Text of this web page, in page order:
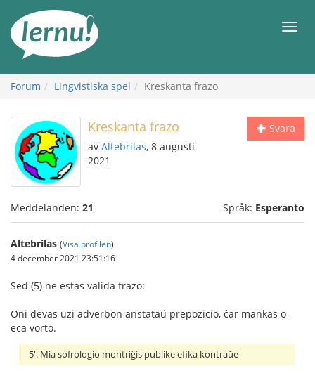
sidans
innehåll
Meny
Forum Lingvistiska spel Kreskanta frazo
Svara
Kreskanta frazo
av Altebrilas, 8 augusti
2021
Meddelanden: 21 Språk: Esperanto
Altebrilas (Visa profilen)
4 december 2021 23:51:16
Sed (5) ne estas valida frazo:
Oni devas uzi adverbon anstataŭ prepozicio, ĉar mankas o-
eca vorto.
5'. Mia sofrologio montriĝis publike efika kontraŭe